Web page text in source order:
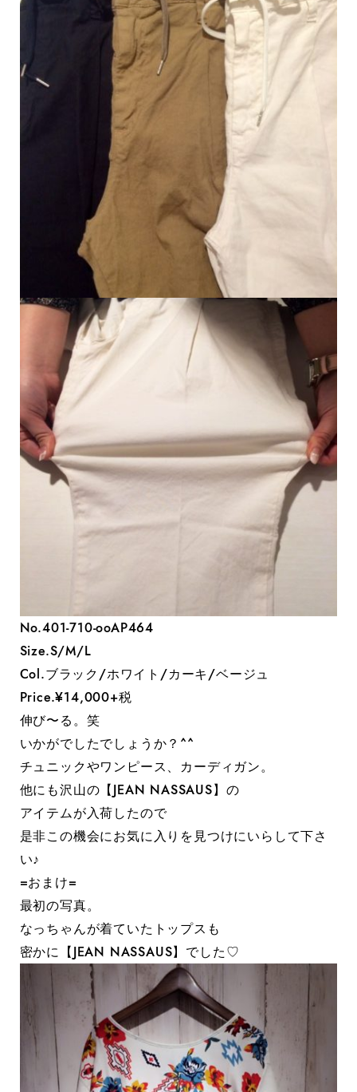
No.401-710-ooAP464
Size.S/M/L
Col.ブラック/ホワイト/カーキ/ベージュ
Price.¥14,000+税
伸び〜る。笑
いかがでしたでしょうか？^^
チュニックやワンピース、カーディガン。
他にも沢山の【JEAN NASSAUS】の
アイテムが入荷したので
是非この機会にお気に入りを見つけにいらして下さ
い♪
=おまけ=
最初の写真。
なっちゃんが着ていたトップスも
密かに【JEAN NASSAUS】でした♡